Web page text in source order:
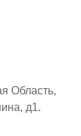
Область,
д1.